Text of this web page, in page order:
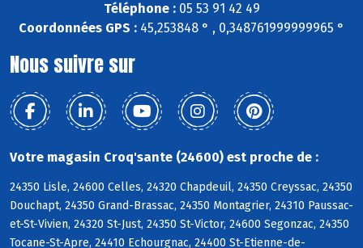
Téléphone :05 53 91 42 49
Coordonnées GPS : 45,253848 ° , 0,348761999999965 °
Nous suivre sur
Votre magasin Croq'sante (24600) est proche de :
24350 Lisle, 24600 Celles, 24320 Chapdeuil, 24350 Creyssac, 24350
Douchapt, 24350 Grand-Brassac, 24350 Montagrier, 24310 Paussac-
et-St-Vivien, 24320 St-Just, 24350 St-Victor, 24600 Segonzac, 24350
Tocane-St-Apre, 24410 Echourgnac, 24400 St-Etienne-de-